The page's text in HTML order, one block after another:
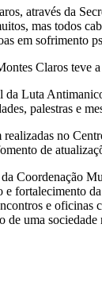
através da
mas todos
em
Claros teve
da Luta
palestras e
no
de
Coordenação
fortalecimento
e oficinas
uma